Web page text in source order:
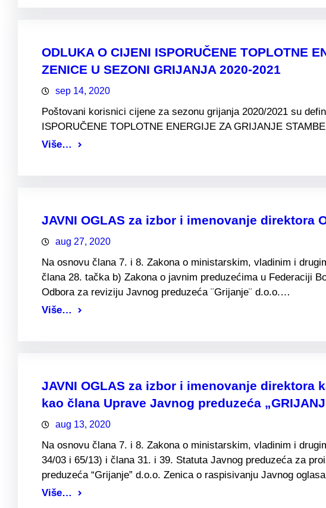
ODLUKA O CIJENI ISPORUČENE TOPLOTNE
ZENICE U SEZONI GRIJANJA 2020-2021
sep 14, 2020
Poštovani korisnici cijene za sezonu grijanja 2020/2021 su
ISPORUČENE TOPLOTNE ENERGIJE ZA GRIJANJE
Više…
JAVNI OGLAS za izbor i imenovanje direktora
aug 27, 2020
Na osnovu člana 7. i 8. Zakona o ministarskim, vladinim i
člana 28. tačka b) Zakona o javnim preduzećima u Federaciji
Odbora za reviziju Javnog preduzeća ¨Grijanje¨ d.o.o.…
Više…
JAVNI OGLAS za izbor i imenovanje
kao člana Uprave Javnog preduzeća
aug 13, 2020
Na osnovu člana 7. i 8. Zakona o ministarskim, vladinim i
34/03 i 65/13) i člana 31. i 39. Statuta Javnog preduzeća za
preduzeća “Grijanje” d.o.o. Zenica o raspisivanju Javnog
Više…